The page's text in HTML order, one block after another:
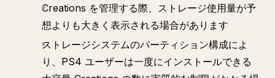
Creations を管理する際、ストレージ使用量が予
想よりも大きく表示される場合があります
ストレージシステムのパーティション構成によ
り、PS4 ユーザーは一度にインストールできる